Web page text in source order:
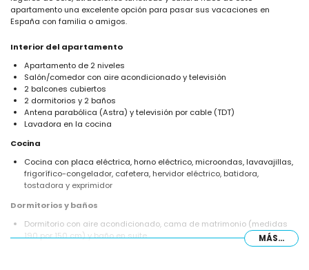
apartamento una excelente opción para pasar sus vacaciones en
España con familia o amigos.
Interior del apartamento
Apartamento de 2 niveles
Salón/comedor con aire acondicionado y televisión
2 balcones cubiertos
2 dormitorios y 2 baños
Antena parabólica (Astra) y televisión por cable (TDT)
Lavadora en la cocina
Cocina
Cocina con placa eléctrica, horno eléctrico, microondas, lavavajillas,
frigorífico-congelador, cafetera, hervidor eléctrico, batidora,
tostadora y exprimidor
Dormitorios y baños
Dormitorio con aire acondicionado, cama de matrimonio (medidas
190 por 150 cm) y baño en suite
Dormitorio con aire acondicionado y 2 camas individuales (1 de 190
MÁS...